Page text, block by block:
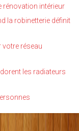
rénovation intérieur
la robinetterie définit
votre réseau
les radiateurs